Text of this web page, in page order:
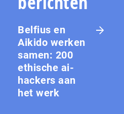
Belfius en
Aikido werken
samen: 200
ethische ai-
hackers aan
het werk